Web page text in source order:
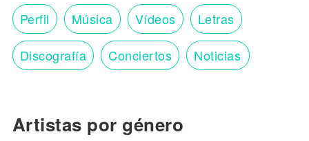
Perfil Música Vídeos Letras
Discografía Conciertos Noticias
Artistas por género